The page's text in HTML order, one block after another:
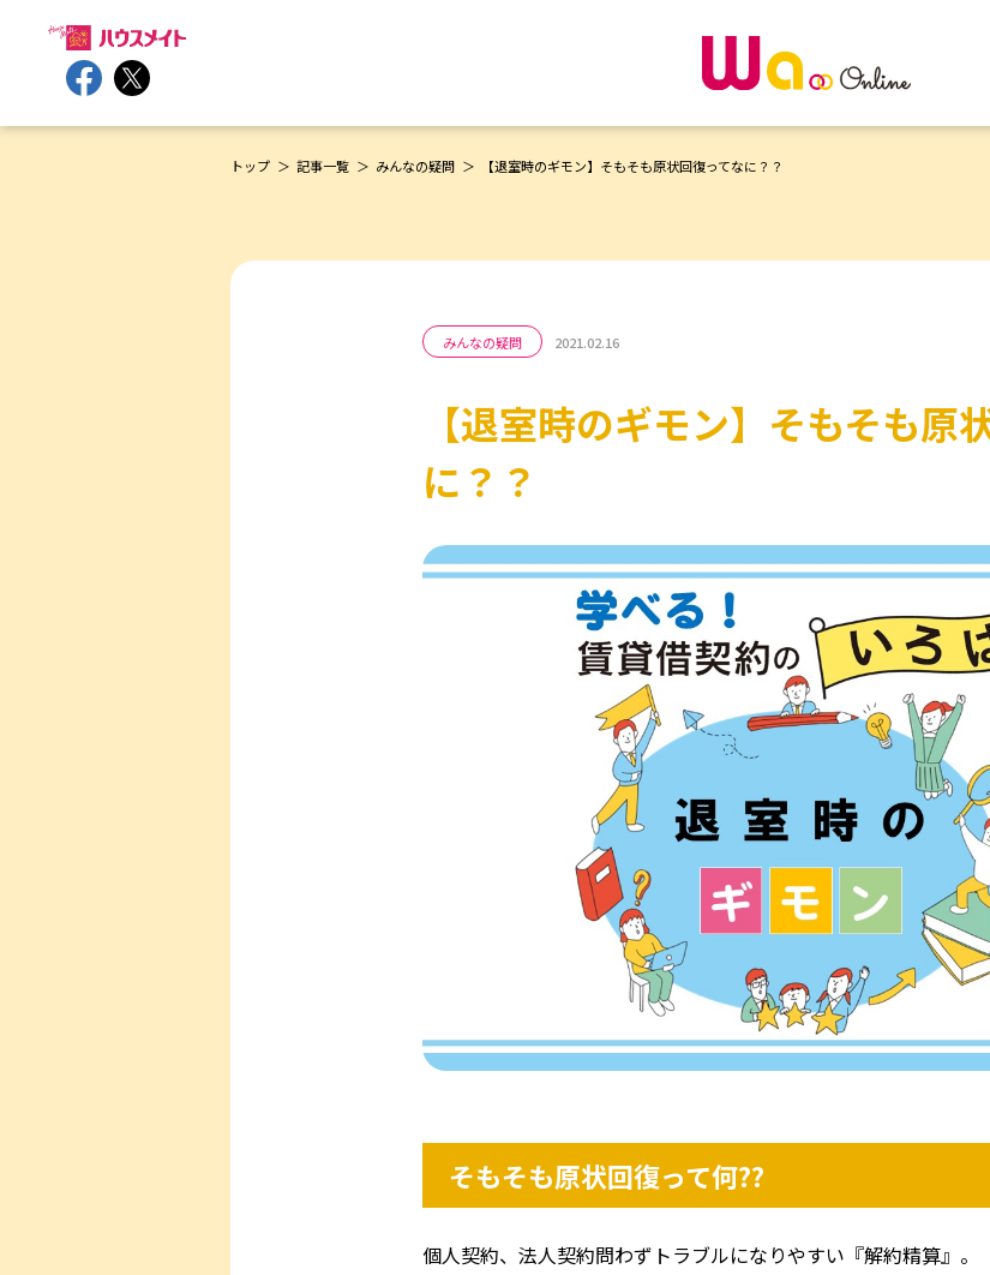
トップ 記事一覧 みんなの疑問 【退室時のギモン】そもそも原状回復ってなに？？
みんなの疑問 2021.02.16
【退室時のギモン】そもそも原
に？？
そもそも原状回復って何??
個人契約、法人契約問わずトラブルになりやすい『解約精算』。